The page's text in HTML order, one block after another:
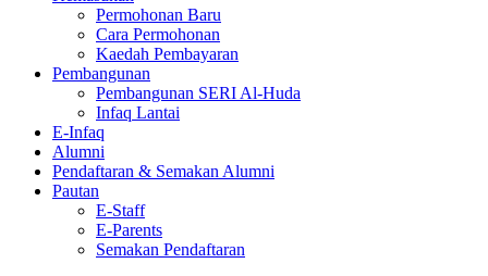
Permohonan Baru
Cara Permohonan
Kaedah Pembayaran
Pembangunan
Pembangunan SERI Al-Huda
Infaq Lantai
E-Infaq
Alumni
Pendaftaran & Semakan Alumni
Pautan
E-Staff
E-Parents
Semakan Pendaftaran